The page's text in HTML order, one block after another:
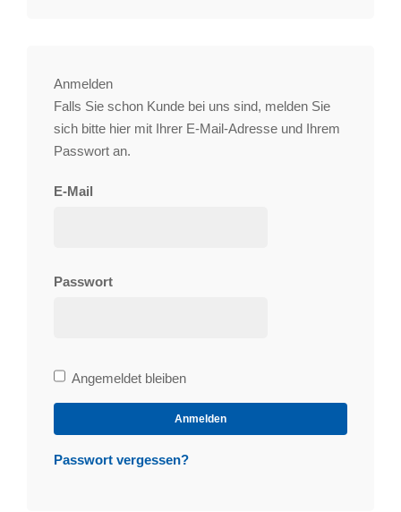
Anmelden
Falls Sie schon Kunde bei uns sind, melden Sie
sich bitte hier mit Ihrer E-Mail-Adresse und Ihrem
Passwort an.
E-Mail
Passwort
Bleibe
angemeldet
Angemeldet bleiben
Anmelden
Passwort vergessen?